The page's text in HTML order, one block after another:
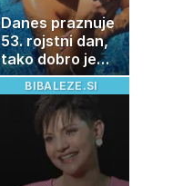
Danes praznuje
53. rojstni dan,
tako dobro je
videti znana
Slovenka
BIBALEZE.SI